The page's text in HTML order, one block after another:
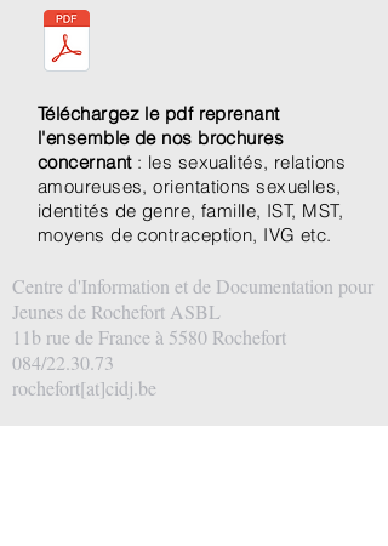
Téléchargez le pdf reprenant
l'ensemble de nos brochures
concernant: les sexualités, relations
amoureuses, orientations sexuelles,
identités de genre, famille, IST, MST,
moyens de contraception, IVG etc.
Centre d'Information et de Documentation pour
Jeunes de Rochefort ASBL
11b rue de France à 5580 Rochefort
084/22.30.73
rochefort[at]cidj.be